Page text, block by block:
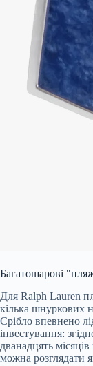
Багатошарові
Для Ralph Lauren
кілька шнуркових
Срібло впевнено
інвестування:
дванадцять
можна розглядати